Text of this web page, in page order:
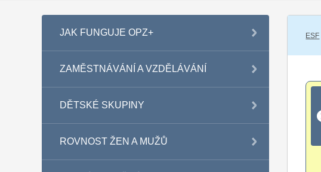
JAK FUNGUJE OPZ+
ZAMĚSTNÁVÁNÍ A VZDĚLÁVÁNÍ
DĚTSKÉ SKUPINY
ROVNOST ŽEN A MUŽŮ
ESF